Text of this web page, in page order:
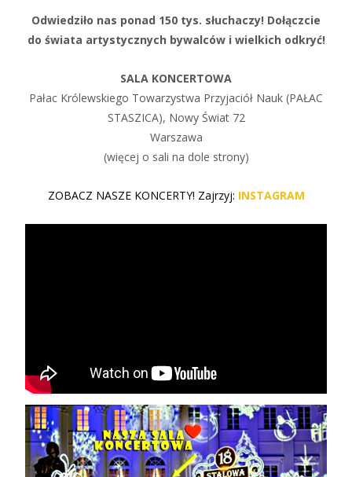
Odwiedziło nas ponad 150 tys. słuchaczy! Dołączcie
do świata artystycznych bywalców i wielkich odkryć!
SALA KONCERTOWA
Pałac Królewskiego Towarzystwa Przyjaciół Nauk (PAŁAC
STASZICA), Nowy Świat 72
Warszawa
(więcej o sali na dole strony)
ZOBACZ NASZE KONCERTY! Zajrzyj: INSTAGRAM